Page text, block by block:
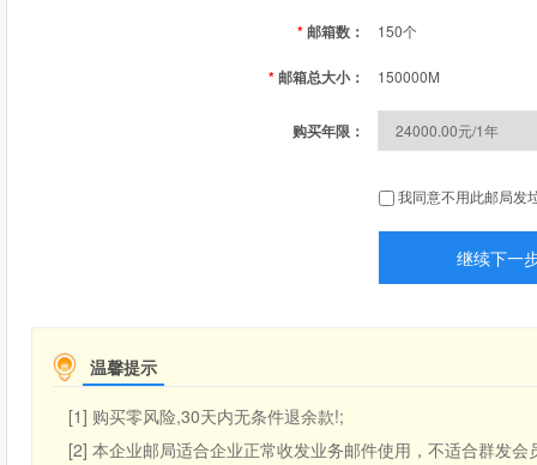
*邮箱数： 150个
*邮箱总大小： 150000M
购买年限：
我同意不用此邮局发
温馨提示
[1] 购买零风险,30天内无条件退余款!;
[2] 本企业邮局适合企业正常收发业务邮件使用，不适合群发